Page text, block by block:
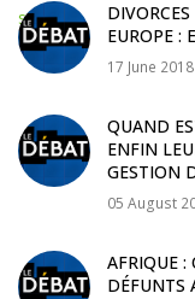
EUROPE :
17 June 2018
QUAND
ENFIN
GESTION
05 August
AFRIQUE
DÉFUNTS